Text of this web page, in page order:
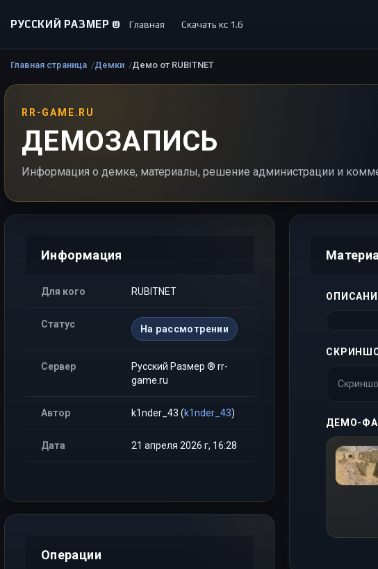
РУССКИЙ РАЗМЕР © Главная Скачать кс 1.6
Главная страница Демки Демо от RUBITNET
RR-GAME.RU
ДЕМОЗАПИСЬ
Информация о демке, материалы, решение администрации и
Информация
Для кого RUBITNET
Статус На рассмотрении
Сервер
Русский Размер ® rr-
game.ru
Автор k1nder_43 (k1nder_43)
Дата 21 апреля 2026 г, 16:28
Операции
ДЕМО-